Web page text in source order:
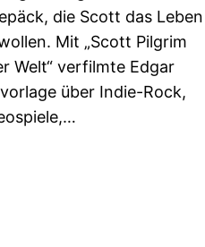
die Scott das Leben
Mit „Scott Pilgrim
Welt“ verfilmte Edgar
über Indie-Rock,